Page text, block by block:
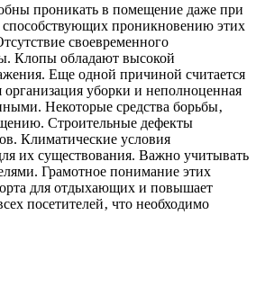
проникать в помещение даже при
способствующих проникновению этих
своевременного
Клопы обладают высокой
Еще одной причиной считается
организация уборки и неполноценная
Некоторые средства борьбы‚
Строительные дефекты
Климатические условия
их существования. Важно учитывать
Грамотное понимание этих
для отдыхающих и повышает
посетителей‚ что необходимо